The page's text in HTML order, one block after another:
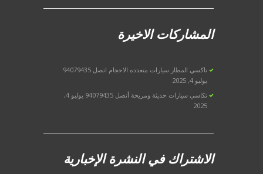
المشاركات الاخيرة
تاكسي المطار سيارات متعدده الاحجام اتصل 94079435
يوليو 4, 2025
تكاسي سيارات حديثة ومريحة أتصل 94079435
يوليو 4,
2025
الاشتراك في النشرة الإخبارية